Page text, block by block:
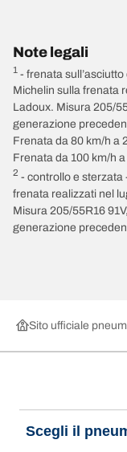
Note legali
1 - frenata
Michelin sulla frenata
Ladoux. Misura 205/
generazione
Frenata da 80 km/h a
Frenata da 100 km/h
2 - controllo e sterzata
frenata realizzati nel
Misura 205/55R16
generazione
Sito ufficiale
Scegli il